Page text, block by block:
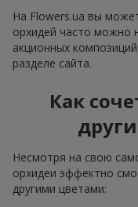
На Flowers.ua вы
орхидей часто можно
акционных
разделе сайта.
Как
Несмотря на свою
орхидеи эффектно
другими цветами: